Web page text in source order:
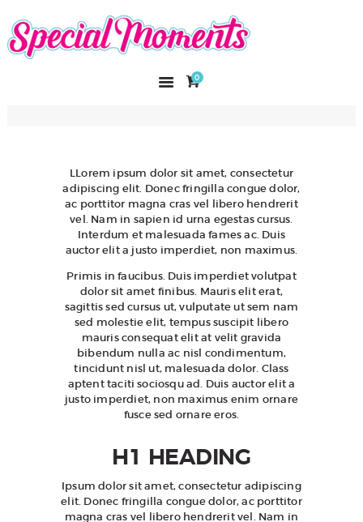
0
SPECIAL MOMENTS
El amor hecho arte
CURSOS
CONTACTO
LLorem ipsum dolor sit amet, consectetur
adipiscing elit. Donec fringilla congue dolor,
ac porttitor magna cras vel libero hendrerit
vel. Nam in sapien id urna egestas cursus.
Interdum et malesuada fames ac. Duis
auctor elit a justo imperdiet, non maximus.
Primis in faucibus. Duis imperdiet volutpat
dolor sit amet finibus. Mauris elit erat,
sagittis sed cursus ut, vulputate ut sem nam
sed molestie elit, tempus suscipit libero
mauris consequat elit at velit gravida
bibendum nulla ac nisl condimentum,
tincidunt nisl ut, malesuada dolor. Class
aptent taciti sociosqu ad. Duis auctor elit a
justo imperdiet, non maximus enim ornare
fusce sed ornare eros.
H1 HEADING
Ipsum dolor sit amet, consectetur adipiscing
elit. Donec fringilla congue dolor, ac porttitor
magna cras vel libero hendrerit vel. Nam in